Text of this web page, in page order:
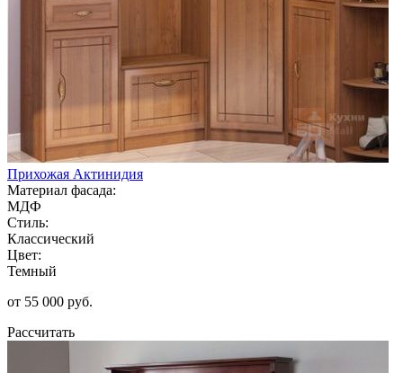
Прихожая Актинидия
Материал фасада:
МДФ
Стиль:
Классический
Цвет:
Темный
от 55 000 руб.
Рассчитать